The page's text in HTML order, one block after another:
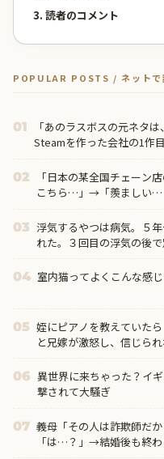
3. 読者のコメント
POPULAR POSTS / ネットで
01
「あのラスボスの元ネタ
Steamを作った会社の1作
02
「日本の某全国チェーン
こちら…」→「羨ましい…
03 浮気するやつは病気。５
れた。３回目の浮気の後
04 室内猫ってよくこんな感
05 姪にピアノを教えていた
と兄嫁が激怒し、信じら
06 異世界に来ちゃった？イ
撃されて大騒ぎ
07 義母「その人は詐欺師だ
「は…？」→結婚後も終